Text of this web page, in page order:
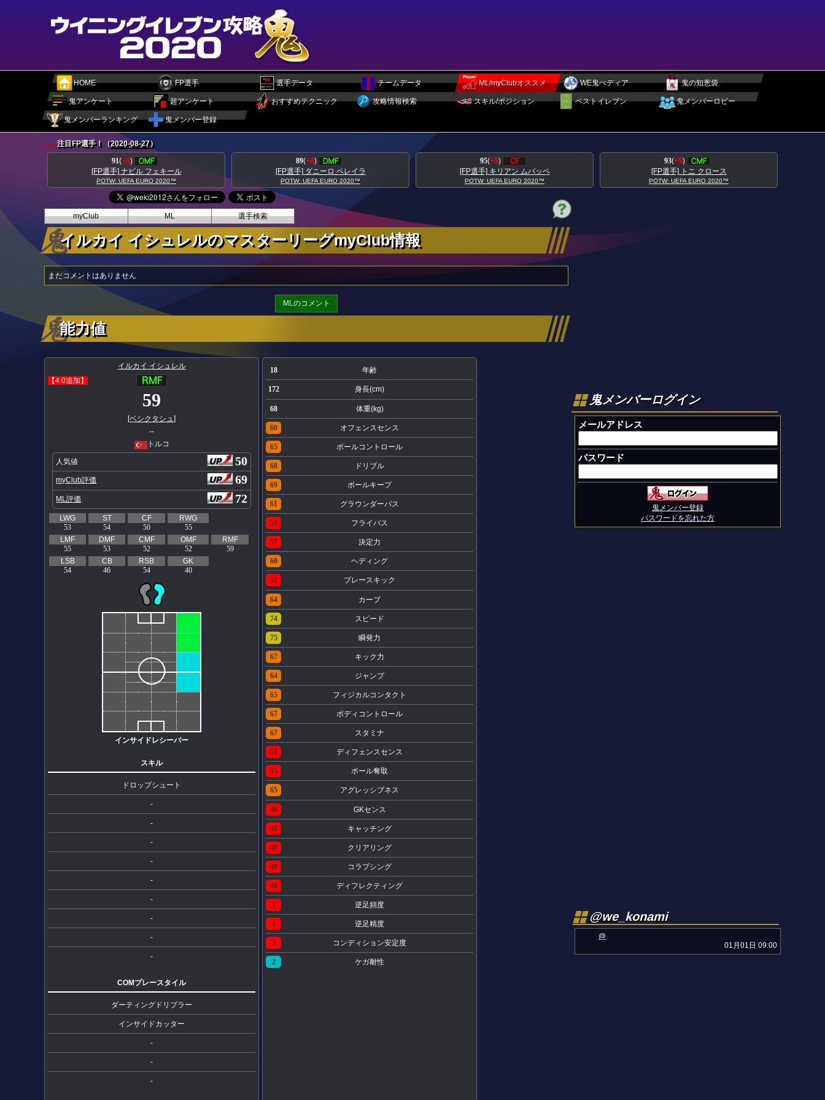
HOME FP選手 選手データ チームデータ ML/myClubオススメ WE鬼ぺディア 鬼の知恵袋
鬼アンケート 超アンケート おすすめテクニック 攻略情報検索 スキル/ポジション ベストイレブン 鬼メンバーロビー
鬼メンバーランキング 鬼メンバー登録
注目FP選手！（2020-08-27）
89(+8
[FP選手] ダニーロ ペレイラ
POTW: UEFA EURO 2020™
95(+5
[FP選手] キリアン ムバッペ
POTW: UEFA EURO 2020™
93(+5
[FP選手] トニ クロース
POTW: UEFA EURO 2020™
95(+5
[FP選手] アントワーヌ グリーズマン
POTW: UEFA EURO 2020™
myClub ML 選手検索
イルカイ イシュレルのマスターリーグmyClub情報
まだコメントはありません
MLのコメント
能力値
イルカイ イシュレル
【4.0追加】
59
[ベシクタシュ]
--
トルコ
人気値 50
myClub評価 69
ML評価 72
LWG
53
ST
54
CF
50
RWG
55
LMF
55
DMF
53
CMF
52
OMF
52
RMF
59
LSB
54
CB
46
RSB
54
GK
40
インサイドレシーバー
スキル
ドロップシュート
-
-
-
-
-
-
-
-
-
COMプレースタイル
ダーティングドリブラー
インサイドカッター
-
-
-
18 年齢
172 身長(cm)
68 体重(kg)
60 オフェンスセンス
65 ボールコントロール
68 ドリブル
69 ボールキープ
61 グラウンダーパス
59 フライパス
57 決定力
60 ヘディング
57 プレースキック
64 カーブ
74 スピード
75 瞬発力
67 キック力
64 ジャンプ
65 フィジカルコンタクト
67 ボディコントロール
67 スタミナ
51 ディフェンスセンス
55 ボール奪取
65 アグレッシブネス
40 GKセンス
40 キャッチング
40 クリアリング
40 コラプシング
40 ディフレクティング
1 逆足頻度
1 逆足精度
3 コンディション安定度
2 ケガ耐性
鬼メンバーログイン
メールアドレス
パスワード
鬼メンバー登録
パスワードを忘れた方
@we_konami
@
01月01日 09:00